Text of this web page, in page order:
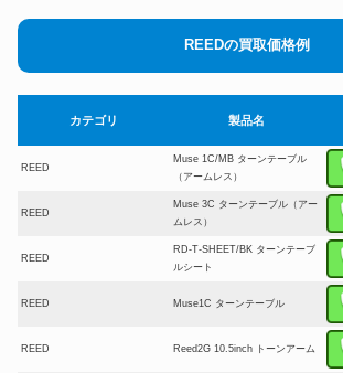
REEDの買取価格例
カテゴリ 製品名
REED
Muse 1C/MB ターンテーブル
（アームレス）
REED
Muse 3C ターンテーブル（アー
ムレス）
REED
RD-T-SHEET/BK ターンテーブ
ルシート
REED Muse1C ターンテーブル
REED Reed2G 10.5inch トーンアーム